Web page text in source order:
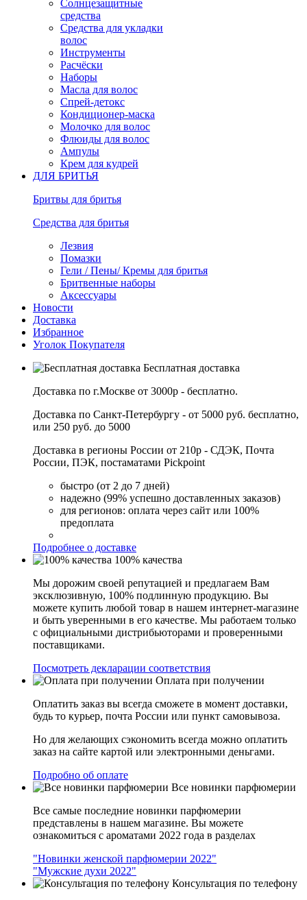
Солнцезащитные
средства
Средства для укладки
волос
Инструменты
Расчёски
Наборы
Масла для волос
Спрей-детокс
Кондиционер-маска
Молочко для волос
Флюиды для волос
Ампулы
Крем для кудрей
ДЛЯ БРИТЬЯ
Бритвы для бритья
Средства для бритья
Лезвия
Помазки
Гели / Пены/ Кремы для бритья
Бритвенные наборы
Аксессуары
Новости
Доставка
Избранное
Уголок Покупателя
Бесплатная доставка
Доставка по г.Москве от 3000р - бесплатно.
Доставка по Санкт-Петербургу - от 5000 руб. бесплатно,
или 250 руб. до 5000
Доставка в регионы России от 210р - СДЭК, Почта
России, ПЭК, постаматами Pickpoint
быстро (от 2 до 7 дней)
надежно (99% успешно доставленных заказов)
для регионов: оплата через сайт или 100%
предоплата
Подробнее о доставке
100% качества
Мы дорожим своей репутацией и предлагаем Вам
эксклюзивную, 100% подлинную продукцию. Вы
можете купить любой товар в нашем интернет-магазине
и быть уверенными в его качестве. Мы работаем только
с официальными дистрибьюторами и проверенными
поставщиками.
Посмотреть декларации соответствия
Оплата при получении
Оплатить заказ вы всегда сможете в момент доставки,
будь то курьер, почта России или пункт самовывоза.
Но для желающих сэкономить всегда можно оплатить
заказ на сайте картой или электронными деньгами.
Подробно об оплате
Все новинки парфюмерии
Все самые последние новинки парфюмерии
представлены в нашем магазине. Вы можете
ознакомиться с ароматами 2022 года в разделах
"Новинки женской парфюмерии 2022"
"Мужские духи 2022"
Консультация по телефону